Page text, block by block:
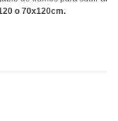
o 70x120cm.